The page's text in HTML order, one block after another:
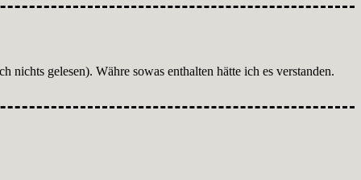
gelesen). Währe sowas enthalten hätte ich es verstanden.